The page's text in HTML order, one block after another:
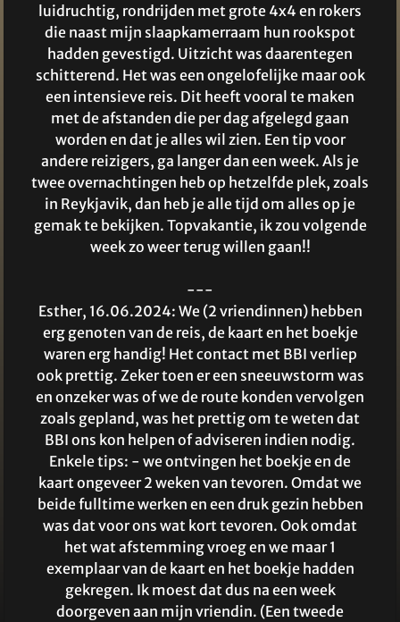
luidruchtig, rondrijden met grote 4x4 en rokers
die naast mijn slaapkamerraam hun rookspot
hadden gevestigd. Uitzicht was daarentegen
schitterend. Het was een ongelofelijke maar ook
een intensieve reis. Dit heeft vooral te maken
met de afstanden die per dag afgelegd gaan
worden en dat je alles wil zien. Een tip voor
andere reizigers, ga langer dan een week. Als je
twee overnachtingen heb op hetzelfde plek, zoals
in Reykjavik, dan heb je alle tijd om alles op je
gemak te bekijken. Topvakantie, ik zou volgende
week zo weer terug willen gaan!!
---
Esther, 16.06.2024: We (2 vriendinnen) hebben
erg genoten van de reis, de kaart en het boekje
waren erg handig! Het contact met BBI verliep
ook prettig. Zeker toen er een sneeuwstorm was
en onzeker was of we de route konden vervolgen
zoals gepland, was het prettig om te weten dat
BBI ons kon helpen of adviseren indien nodig.
Enkele tips: - we ontvingen het boekje en de
kaart ongeveer 2 weken van tevoren. Omdat we
beide fulltime werken en een druk gezin hebben
was dat voor ons wat kort tevoren. Ook omdat
het wat afstemming vroeg en we maar 1
exemplaar van de kaart en het boekje hadden
gekregen. Ik moest dat dus na een week
doorgeven aan mijn vriendin. (Een tweede